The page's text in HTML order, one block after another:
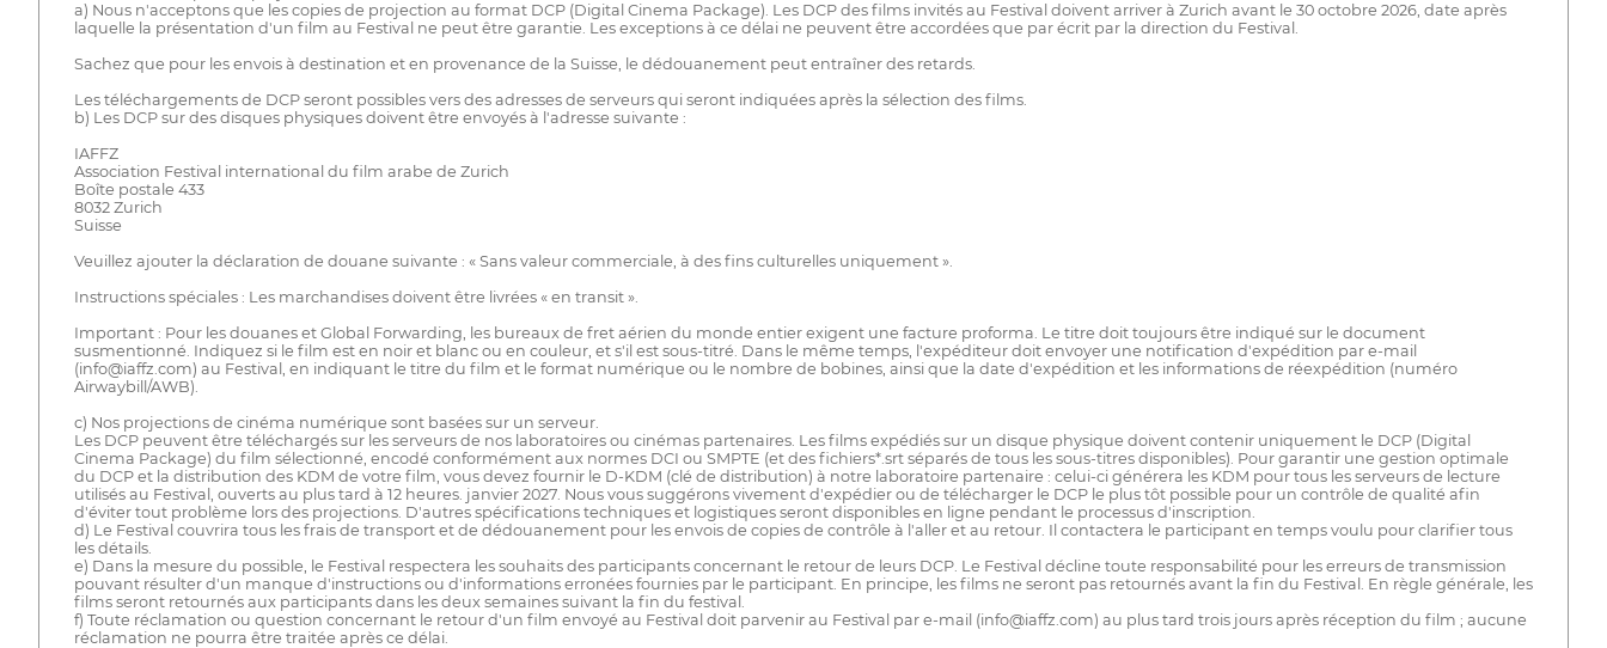
a) Nous n'acceptons que les copies de projection au format DCP (Digital Cinema Package). Les DCP des films invités au Festival doivent arriver à Zurich avant le 30 octobre 2026, date après
laquelle la présentation d'un film au Festival ne peut être garantie. Les exceptions à ce délai ne peuvent être accordées que par écrit par la direction du Festival.
Sachez que pour les envois à destination et en provenance de la Suisse, le dédouanement peut entraîner des retards.
Les téléchargements de DCP seront possibles vers des adresses de serveurs qui seront indiquées après la sélection des films.
b) Les DCP sur des disques physiques doivent être envoyés à l'adresse suivante :
IAFFZ
Association Festival international du film arabe de Zurich
Boîte postale 433
8032 Zurich
Suisse
Veuillez ajouter la déclaration de douane suivante : « Sans valeur commerciale, à des fins culturelles uniquement ».
Instructions spéciales : Les marchandises doivent être livrées « en transit ».
Important : Pour les douanes et Global Forwarding, les bureaux de fret aérien du monde entier exigent une facture proforma. Le titre doit toujours être indiqué sur le document
susmentionné. Indiquez si le film est en noir et blanc ou en couleur, et s'il est sous-titré. Dans le même temps, l'expéditeur doit envoyer une notification d'expédition par e-mail
(info@iaffz.com) au Festival, en indiquant le titre du film et le format numérique ou le nombre de bobines, ainsi que la date d'expédition et les informations de réexpédition (numéro
Airwaybill/AWB).
c) Nos projections de cinéma numérique sont basées sur un serveur.
Les DCP peuvent être téléchargés sur les serveurs de nos laboratoires ou cinémas partenaires. Les films expédiés sur un disque physique doivent contenir uniquement le DCP (Digital
Cinema Package) du film sélectionné, encodé conformément aux normes DCI ou SMPTE (et des fichiers*.srt séparés de tous les sous-titres disponibles). Pour garantir une gestion optimale
du DCP et la distribution des KDM de votre film, vous devez fournir le D-KDM (clé de distribution) à notre laboratoire partenaire : celui-ci générera les KDM pour tous les serveurs de lecture
utilisés au Festival, ouverts au plus tard à 12 heures. janvier 2027. Nous vous suggérons vivement d'expédier ou de télécharger le DCP le plus tôt possible pour un contrôle de qualité afin
d'éviter tout problème lors des projections. D'autres spécifications techniques et logistiques seront disponibles en ligne pendant le processus d'inscription.
d) Le Festival couvrira tous les frais de transport et de dédouanement pour les envois de copies de contrôle à l'aller et au retour. Il contactera le participant en temps voulu pour clarifier tous
les détails.
e) Dans la mesure du possible, le Festival respectera les souhaits des participants concernant le retour de leurs DCP. Le Festival décline toute responsabilité pour les erreurs de transmission
pouvant résulter d'un manque d'instructions ou d'informations erronées fournies par le participant. En principe, les films ne seront pas retournés avant la fin du Festival. En règle générale, les
films seront retournés aux participants dans les deux semaines suivant la fin du festival.
f) Toute réclamation ou question concernant le retour d'un film envoyé au Festival doit parvenir au Festival par e-mail (info@iaffz.com) au plus tard trois jours après réception du film ; aucune
réclamation ne pourra être traitée après ce délai.